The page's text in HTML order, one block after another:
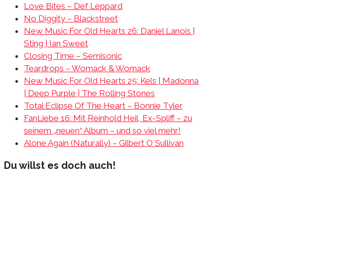
Love Bites – Def Leppard
No Diggity – Blackstreet
New Music For Old Hearts 26: Daniel Lanois |
Sting | Ian Sweet
Closing Time – Semisonic
Teardrops – Womack & Womack
New Music For Old Hearts 25: Kels | Madonna
| Deep Purple | The Rolling Stones
Total Eclipse Of The Heart – Bonnie Tyler
FanLiebe 16: Mit Reinhold Heil, Ex-Spliff – zu
seinem „neuen“ Album – und so viel mehr!
Alone Again (Naturally) – Gilbert O´Sullivan
Du willst es doch auch!